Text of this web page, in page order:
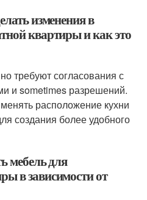
изменения в
квартиры и как это
требуют согласования с
и sometimes разрешений.
расположение кухни
создания более удобного
мебель для
в зависимости от